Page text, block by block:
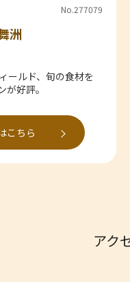
No.277079
洲
ールド、旬の食材を
好評。
こちら
アク